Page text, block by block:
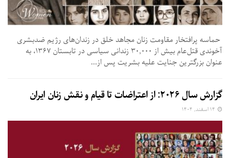
حماسه پرافتخار مقاومت زنان مجاهد خلق در زندان‌های رژیم ضدبشری
آخوندی قتل‌عام بیش از ۳۰,۰۰۰ زندانی سیاسی در تابستان ۱۳۶۷، به
عنوان بزرگترین جنایت علیه بشریت پس از...
گزارش سال ۲۰۲۶: از اعتراضات تا قیام و نقش زنان ایران